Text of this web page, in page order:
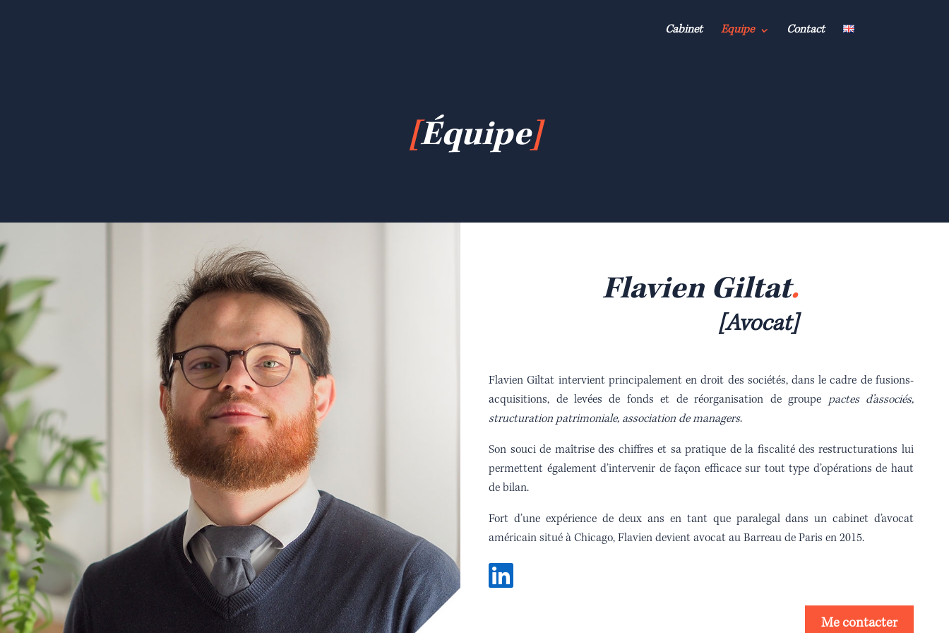
Cabinet Equipe Contact
[Équipe]
Flavien Giltat.
[Avocat]
Flavien Giltat intervient principalement en droit des sociétés, dans le cadre de fusions-
acquisitions, de levées de fonds et de réorganisation de groupe pactes d’associés,
structuration patrimoniale, association de managers.
Son souci de maîtrise des chiffres et sa pratique de la fiscalité des restructurations lui
permettent également d’intervenir de façon efficace sur tout type d’opérations de haut
de bilan.
Fort d’une expérience de deux ans en tant que paralegal dans un cabinet d’avocat
américain situé à Chicago, Flavien devient avocat au Barreau de Paris en 2015.

Me contacter